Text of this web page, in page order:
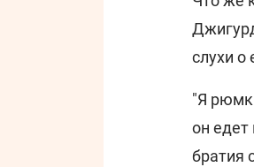
слухи о
"Я
он едет
братия